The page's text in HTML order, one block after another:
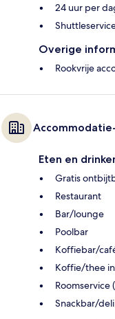
24 uur per
Overige
Rookvrije
Eten en
Gratis
Restaurant
Bar/lounge
Poolbar
Koffiebar/
Koffie/thee
Snackbar/deli